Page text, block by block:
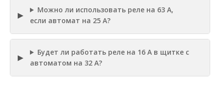
Можно ли использовать реле на 63 А,
если автомат на 25 А?
Будет ли работать реле на 16 А в щитке с
автоматом на 32 А?